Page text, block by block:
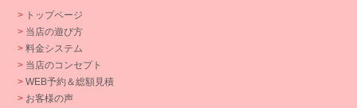
> トップページ
> 当店の遊び方
> 料金システム
> 当店のコンセプト
> WEB予約＆総額見積
> お客様の声